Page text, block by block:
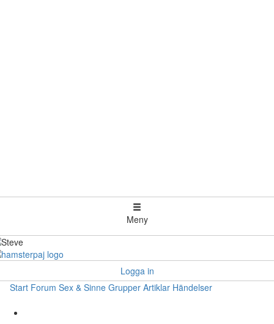
Meny
Logga in
Start Forum Sex & Sinne Grupper Artiklar Händelser